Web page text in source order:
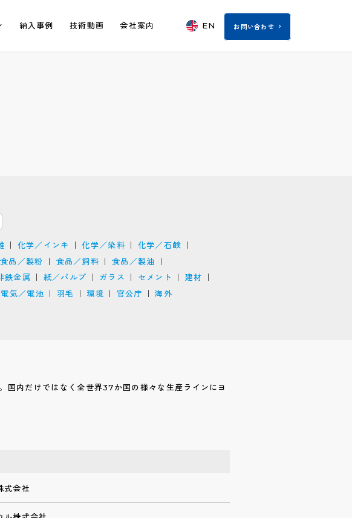
納入事例 技術動画 会社案内 EN お問い合わせ
化学／インキ 化学／染料
化学／石鹸
食品／製粉 食品／飼料
食品／製油
鉄金属 紙／パルプ ガラス セメント
建材
電気／電池 羽毛 環境 官公庁 海外
内だけではなく全世界37か国の様々な生産ラインにヨ
式会社